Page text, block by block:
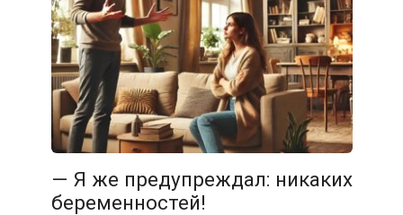
— Я же предупреждал: никаких
беременностей!